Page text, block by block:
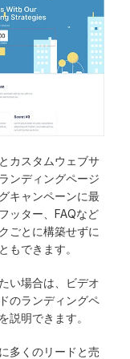
カスタムウェブサ
ンディングページ
キャンペーンに最
ッター、FAQなど
ごとに構築せずに
もできます。
い場合は、ビデオ
のランディングペ
説明できます。
多くのリードと売